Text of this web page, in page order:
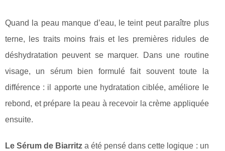
Quand la peau manque d’eau, le teint peut paraître plus
terne, les traits moins frais et les premières ridules de
déshydratation peuvent se marquer. Dans une routine
visage, un sérum bien formulé fait souvent toute la
différence : il apporte une hydratation ciblée, améliore le
rebond, et prépare la peau à recevoir la crème appliquée
ensuite.
Le Sérum de Biarritz a été pensé dans cette logique : un